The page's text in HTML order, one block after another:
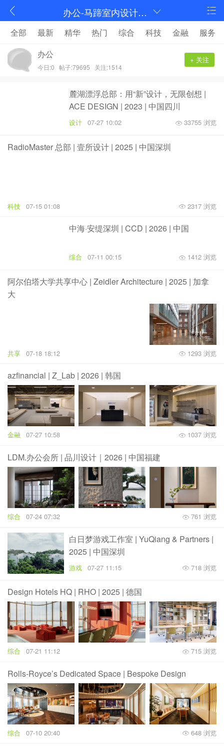
办公-马蹄室内设计论坛-序赞网
全部 最新 精华 热门 综合 科技 金融
服务
办公
今日:0 帖子:79695 关注:1514
+ 关注
麓湖漂浮总部：用“新”设计，无限创想 |
ACE DESIGN | 2023 | 中国四川
设计 07-27 10:02 33755 浏览
RadioMaster 总部 | 壹所设计 | 2025 | 中国深圳
科技 07-15 01:08 2317 浏览
中海·安缇深圳 | CCD | 2026 | 中国
综合 07-11 00:15 1412 浏览
阿尔伯塔大学共享中心 | Zeidler Architecture | 2025 | 加拿
大
共享 07-18 18:12 1293 浏览
azfinancial | Z_Lab | 2026 | 韩国
金融 07-27 10:58 1037 浏览
LDM.办公会所 | 品川设计｜2026 | 中国福建
综合 07-24 07:32 761 浏览
白日梦游戏工作室 | YuQiang & Partners |
2025 | 中国深圳
游戏 07-27 11:15 718 浏览
Design Hotels HQ | RHO | 2025 | 德国
综合 07-21 11:12 715 浏览
Rolls-Royce’s Dedicated Space | Bespoke Design
综合 07-10 20:40 648 浏览